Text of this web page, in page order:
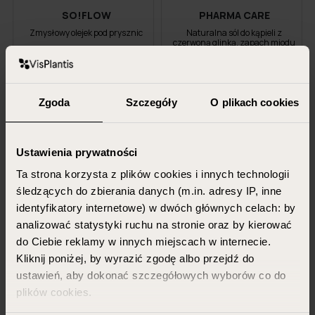
Zgoda Szczegóły O plikach cookies
Ustawienia prywatności
Ta strona korzysta z plików cookies i innych technologii
śledzących do zbierania danych (m.in. adresy IP, inne
identyfikatory internetowe) w dwóch głównych celach: by
analizować statystyki ruchu na stronie oraz by kierować
do Ciebie reklamy w innych miejscach w internecie.
Kliknij poniżej, by wyrazić zgodę albo przejdź do
ustawień, aby dokonać szczegółowych wyborów co do
plików cookies.
SO!FLOW
Zmysłowy olejek pod prysznic
24,99 PLN
DODAJ DO KOSZYKA
PHARMA CARE
Naturalna sól do kąpieli z
czerwoną glinką, zapach miodu
22,99 PLN
ELEMENT_MEN ALLVERNUM